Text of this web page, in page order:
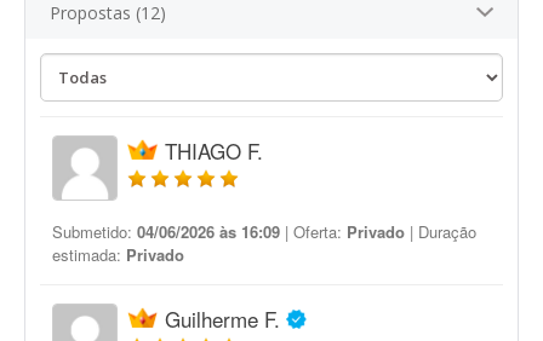
Propostas (12)
THIAGO F.
Submetido: 04/06/2026 às 16:09 | Oferta: Privado | Duração
estimada: Privado
Guilherme F.